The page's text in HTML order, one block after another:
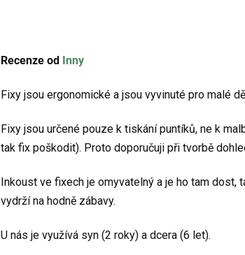
Recenze od Inny
Fixy jsou ergonomické a jsou vyvinuté pro malé
Fixy jsou určené pouze k tiskání puntíků, ne k
tak fix poškodit). Proto doporučuji při tvorbě
Inkoust ve fixech je omyvatelný a je ho tam
vydrží na hodně zábavy.
U nás je využívá syn (2 roky) a dcera (6 let).